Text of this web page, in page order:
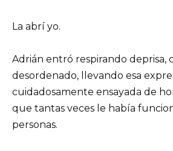
La abrí yo.
Adrián entró respirando deprisa,
desordenado, llevando esa
cuidadosamente ensayada de
que tantas veces le había
personas.